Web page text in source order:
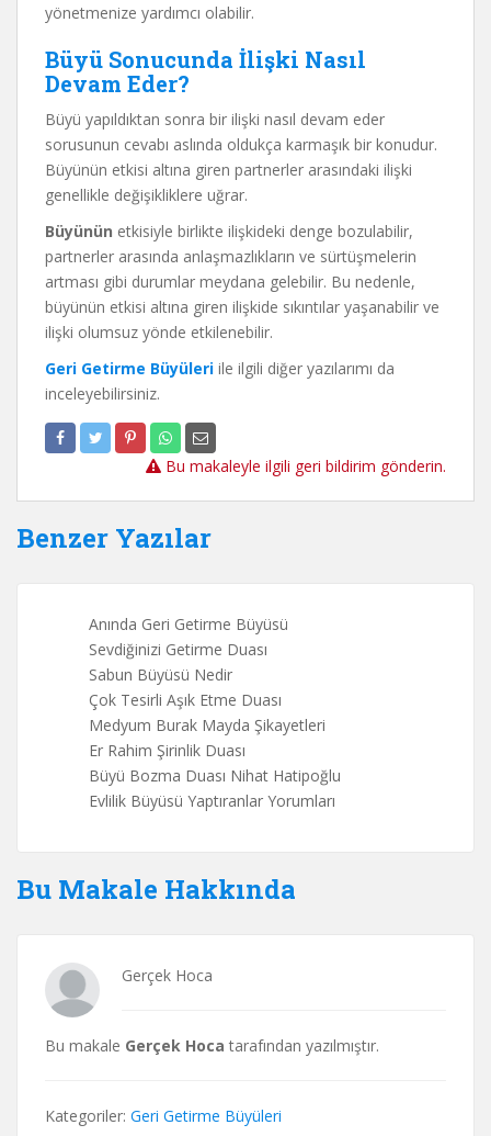
yönetmenize yardımcı olabilir.
Büyü Sonucunda İlişki Nasıl
Devam Eder?
Büyü yapıldıktan sonra bir ilişki nasıl devam eder
sorusunun cevabı aslında oldukça karmaşık bir konudur.
Büyünün etkisi altına giren partnerler arasındaki ilişki
genellikle değişikliklere uğrar.
Büyünün etkisiyle birlikte ilişkideki denge bozulabilir,
partnerler arasında anlaşmazlıkların ve sürtüşmelerin
artması gibi durumlar meydana gelebilir. Bu nedenle,
büyünün etkisi altına giren ilişkide sıkıntılar yaşanabilir ve
ilişki olumsuz yönde etkilenebilir.
Geri Getirme Büyüleri ile ilgili diğer yazılarımı da
inceleyebilirsiniz.
Bu makaleyle ilgili geri bildirim gönderin.
Benzer Yazılar
Anında Geri Getirme Büyüsü
Sevdiğinizi Getirme Duası
Sabun Büyüsü Nedir
Çok Tesirli Aşık Etme Duası
Medyum Burak Mayda Şikayetleri
Er Rahim Şirinlik Duası
Büyü Bozma Duası Nihat Hatipoğlu
Evlilik Büyüsü Yaptıranlar Yorumları
Bu Makale Hakkında
Gerçek Hoca
Bu makale Gerçek Hoca tarafından yazılmıştır.
Kategoriler: Geri Getirme Büyüleri